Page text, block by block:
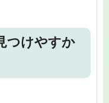
つけやすか